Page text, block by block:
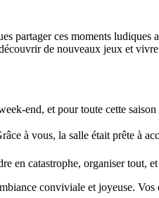
partager ces moments
de nouveaux jeux et
end, et pour toute cette
à vous, la salle était prête à
en catastrophe, organiser tout,
conviviale et joyeuse.